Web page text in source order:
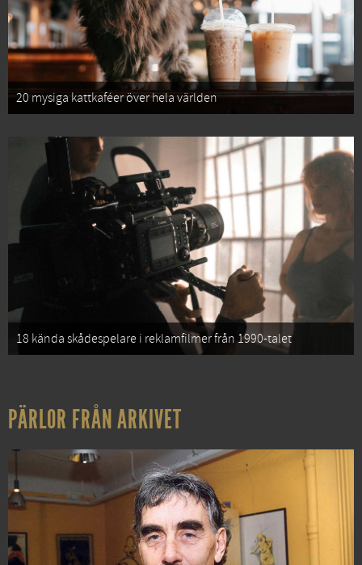
20 mysiga kattkaféer över hela världen
18 kända skådespelare i reklamfilmer från 1990-talet
PÄRLOR FRÅN ARKIVET